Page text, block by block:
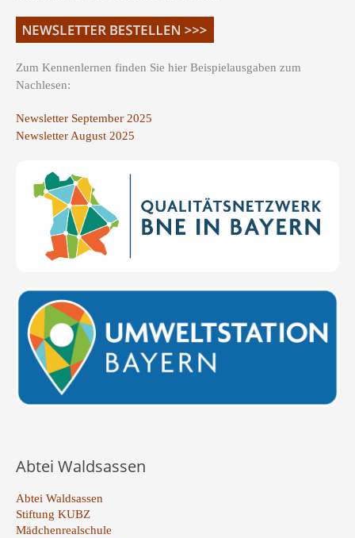
Zum Kennenlernen finden Sie hier Beispielausgaben zum
Nachlesen:
Newsletter September 2025
Newsletter August 2025
Abtei Waldsassen
Abtei Waldsassen
Stiftung KUBZ
Mädchenrealschule